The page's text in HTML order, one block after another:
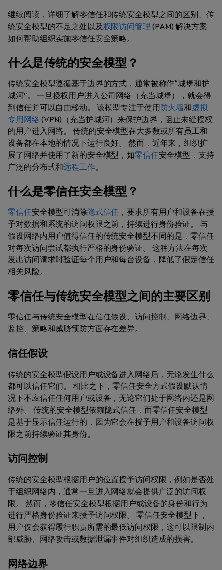
继续阅读，详细了解零信任和传统安全模型之间的区别、传
统安全模型的不足之处以及权限访问管理 (PAM) 解决方案
如何帮助组织实施零信任安全策略。
什么是传统的安全模型？
传统安全模型遵循基于边界的方式，通常被称作“城堡和护
城河”。 一旦授权用户进入公司网络（充当城堡），就会得
到信任并可以自由移动。 该模型专注于使用防火墙和虚拟
专用网络 (VPN)（充当护城河）来保护边界，阻止未经授权
的用户进入网络。 传统的安全模型在大多数或所有员工和
设备都在本地的情况下运行良好。 然而，近年来，组织扩
展了网络并使用了新的安全模型，如零信任安全模型，支持
广泛的分布式和远程工作。
什么是零信任安全模型？
零信任安全模型可消除隐式信任 ，要求所有用户和设备在授
予对数据和系统的访问权限之前，持续进行身份验证。 与
假设网络内用户值得信任的传统安全模型不同的是，零信任
对每次访问尝试都执行严格的身份验证。 这种方法在每次
发出访问请求时验证每个用户和每台设备，降低了假定信任
相关风险。
零信任与传统安全模型之间的主要区别
零信任与传统安全模型在信任假设、访问控制、网络边界、
监控、策略和威胁预防方面存在差异。
信任假设
传统的安全模型假设用户或设备进入网络后，无论发生什么
都可以信任它们。 相比之下，零信任安全方式假设默认情
况下不应信任任何用户或设备，无论它们处于网络内还是网
络外。 传统的安全模型依赖隐式信任，而零信任安全模型
是基于显示信任运行的，因为它会在授予用户和设备访问权
限之前持续验证其身份。
访问控制
传统的安全模型根据用户的位置授予访问权限，例如是否处
于组织网络内，通常一旦进入网络就会提供广泛的访问权
限。 然而，零信任安全模型根据用户或设备的身份和行为
进行严格身份验证来授予访问权限。 零信任安全模型下，
用户仅会获得履行职责所需的最低访问权限，这可以限制内
部威胁、网络攻击或数据泄漏事件对组织造成的损害。
网络边界